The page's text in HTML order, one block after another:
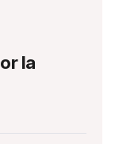
la